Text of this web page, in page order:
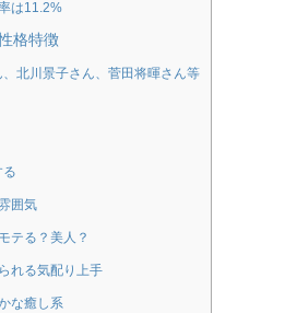
は11.2%
格特徴
北川景子さん、菅田将暉さん等
囲気
テる？美人？
れる気配り上手
な癒し系